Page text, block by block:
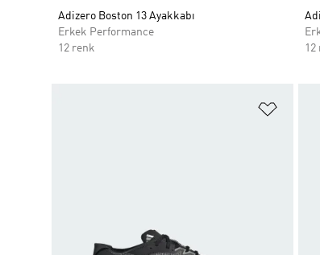
Adizero Boston 13 Ayakkabı
Erkek Performance
12 renk
12